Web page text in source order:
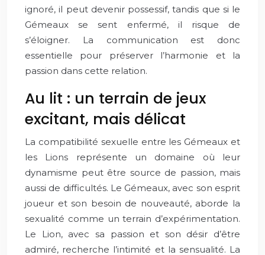
ignoré, il peut devenir possessif, tandis que si le
Gémeaux se sent enfermé, il risque de
s’éloigner. La communication est donc
essentielle pour préserver l’harmonie et la
passion dans cette relation.
Au lit : un terrain de jeux
excitant, mais délicat
La compatibilité sexuelle entre les Gémeaux et
les Lions représente un domaine où leur
dynamisme peut être source de passion, mais
aussi de difficultés. Le Gémeaux, avec son esprit
joueur et son besoin de nouveauté, aborde la
sexualité comme un terrain d’expérimentation.
Le Lion, avec sa passion et son désir d’être
admiré, recherche l’intimité et la sensualité. La